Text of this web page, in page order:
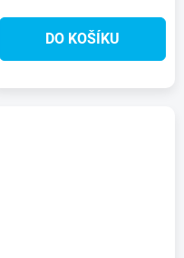
DO KOŠÍKU